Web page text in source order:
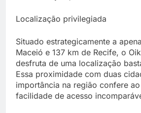
Localização privilegiada
Situado estrategicamente a
Maceió e 137 km de Recife, o
desfruta de uma localização
Essa proximidade com duas
importância na região confere
facilidade de acesso